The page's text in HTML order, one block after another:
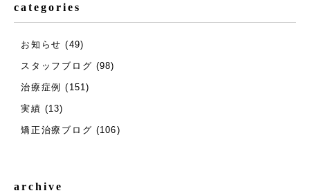
categories
お知らせ (49)
スタッフブログ (98)
治療症例 (151)
実績 (13)
矯正治療ブログ (106)
archive